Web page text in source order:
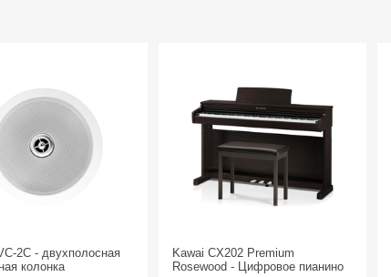
2C - двухполосная
колонка
Kawai CX202 Premium
Rosewood - Цифровое пианино